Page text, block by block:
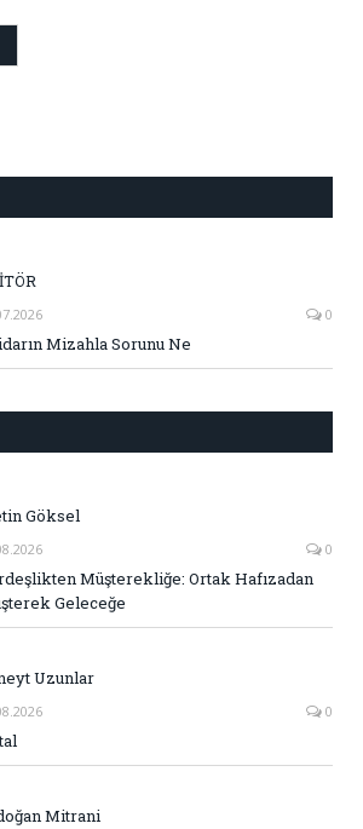
0
Mizahla Sorunu Ne
Göksel
0
Müşterekliğe: Ortak Hafızadan
Geleceğe
Uzunlar
0
Mitrani